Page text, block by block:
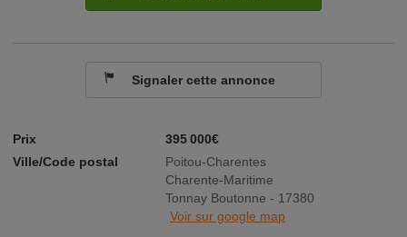
Prix
395 000€
Ville/Code postal
Poitou-Charentes
Charente-Maritime
Tonnay Boutonne - 17380
Voir sur google map
Signaler cette annonce